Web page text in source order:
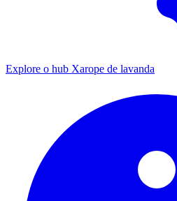
Explore o hub Xarope de lavanda